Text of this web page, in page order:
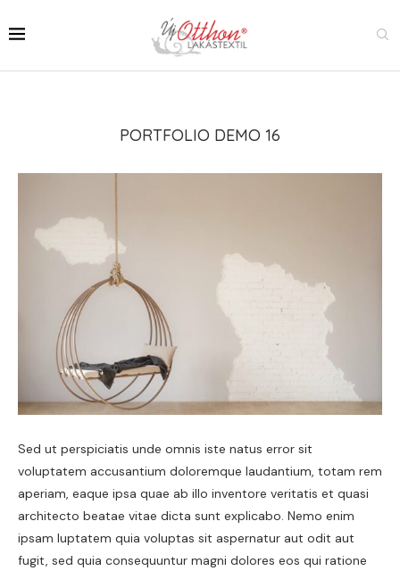
PORTFOLIO DEMO 16
Sed ut perspiciatis unde omnis iste natus error sit
voluptatem accusantium doloremque laudantium, totam rem
aperiam, eaque ipsa quae ab illo inventore veritatis et quasi
architecto beatae vitae dicta sunt explicabo. Nemo enim
ipsam luptatem quia voluptas sit aspernatur aut odit aut
fugit, sed quia consequuntur magni dolores eos qui ratione